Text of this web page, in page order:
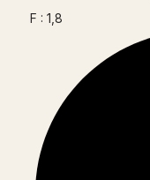
F : 1,8